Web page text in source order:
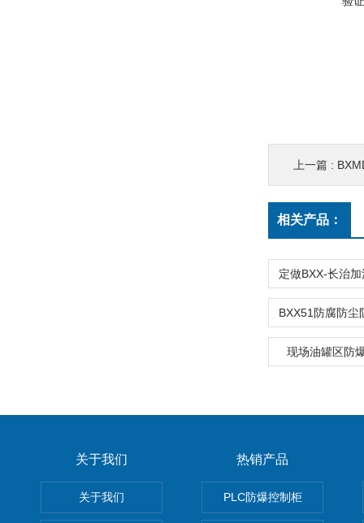
上一篇 :
相关产品：
现场油罐区防
关于我们
关于我们
热销产品
PLC防爆控制柜